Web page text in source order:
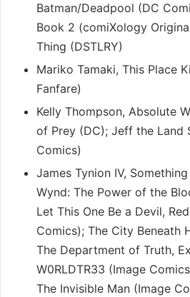
Batman/Deadpool (DC
Book 2 (comiXology
Thing (DSTLRY)
Mariko Tamaki, This Place
Fanfare)
Kelly Thompson, Absolute
of Prey (DC); Jeff the Land
Comics)
James Tynion IV,
Wynd: The Power of the
Let This One Be a Devil,
Comics); The City Beneath
The Department of Truth,
W0RLDTR33 (Image
The Invisible Man (Image